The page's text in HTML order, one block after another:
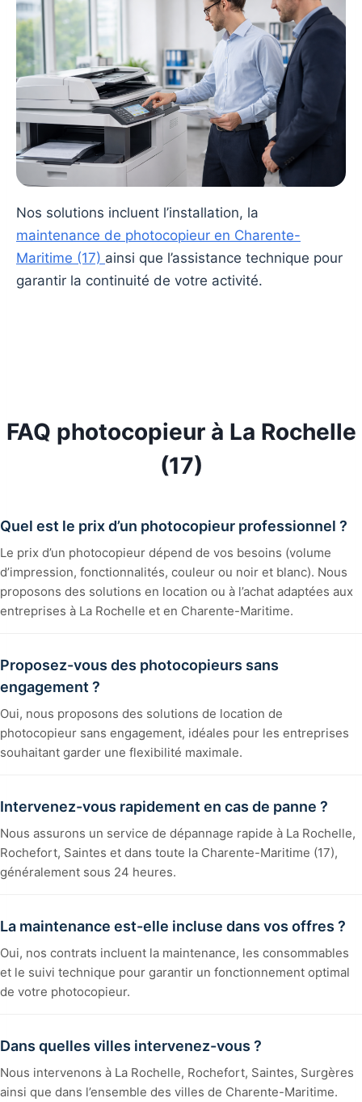
Nos solutions incluent l’installation, la
maintenance de photocopieur en Charente-
Maritime (17) ainsi que l’assistance technique pour
garantir la continuité de votre activité.
FAQ photocopieur à La Rochelle
(17)
Quel est le prix d’un photocopieur professionnel ?
Le prix d’un photocopieur dépend de vos besoins (volume
d’impression, fonctionnalités, couleur ou noir et blanc). Nous
proposons des solutions en location ou à l’achat adaptées aux
entreprises à La Rochelle et en Charente-Maritime.
Proposez-vous des photocopieurs sans
engagement ?
Oui, nous proposons des solutions de location de
photocopieur sans engagement, idéales pour les entreprises
souhaitant garder une flexibilité maximale.
Intervenez-vous rapidement en cas de panne ?
Nous assurons un service de dépannage rapide à La Rochelle,
Rochefort, Saintes et dans toute la Charente-Maritime (17),
généralement sous 24 heures.
La maintenance est-elle incluse dans vos offres ?
Oui, nos contrats incluent la maintenance, les consommables
et le suivi technique pour garantir un fonctionnement optimal
de votre photocopieur.
Dans quelles villes intervenez-vous ?
Nous intervenons à La Rochelle, Rochefort, Saintes, Surgères
ainsi que dans l’ensemble des villes de Charente-Maritime.